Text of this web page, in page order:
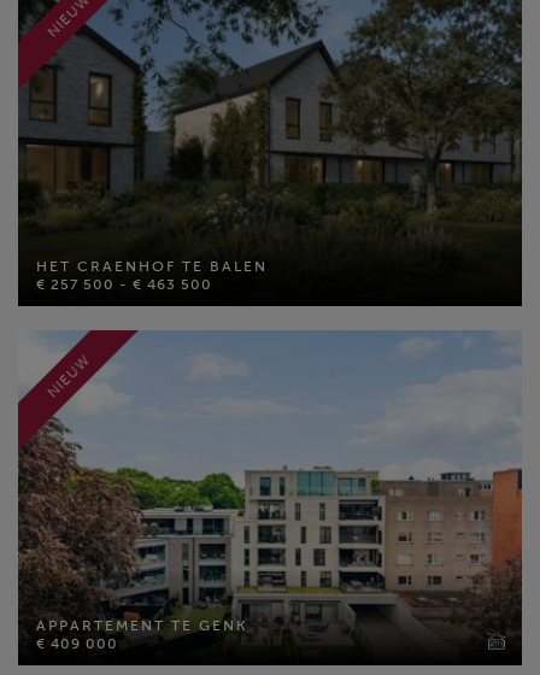
HET CRAENHOF TE BALEN
€ 257 500 - € 463 500
NIEUW
€ 257 500 - € 463 500
APPARTEMENT TE GENK
€ 409 000
NIEUW
APPARTEMENT TE GENK
€ 409 000
Bewoonbare opp: 94 m²
Slaapkamers: 2